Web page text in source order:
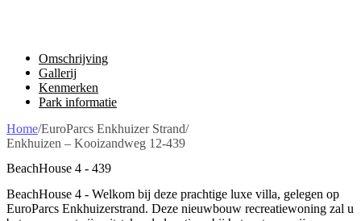
Omschrijving
Gallerij
Kenmerken
Park informatie
Home/EuroParcs Enkhuizer Strand/
Enkhuizen – Kooizandweg 12-439
BeachHouse 4 - 439
BeachHouse 4 - Welkom bij deze prachtige luxe villa, gelegen op
EuroParcs Enkhuizerstrand. Deze nieuwbouw recreatiewoning zal u